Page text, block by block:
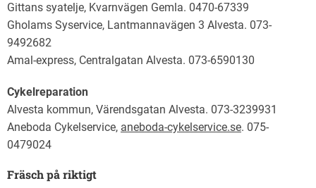
Gittans syatelje, Kvarnvägen Gemla. 0470-67339
Gholams Syservice, Lantmannavägen 3 Alvesta. 073-
9492682
Amal-express, Centralgatan Alvesta. 073-6590130
Cykelreparation
Alvesta kommun, Värendsgatan Alvesta. 073-3239931
Aneboda Cykelservice, aneboda-cykelservice.se. 075-
0479024
Fräsch på riktigt